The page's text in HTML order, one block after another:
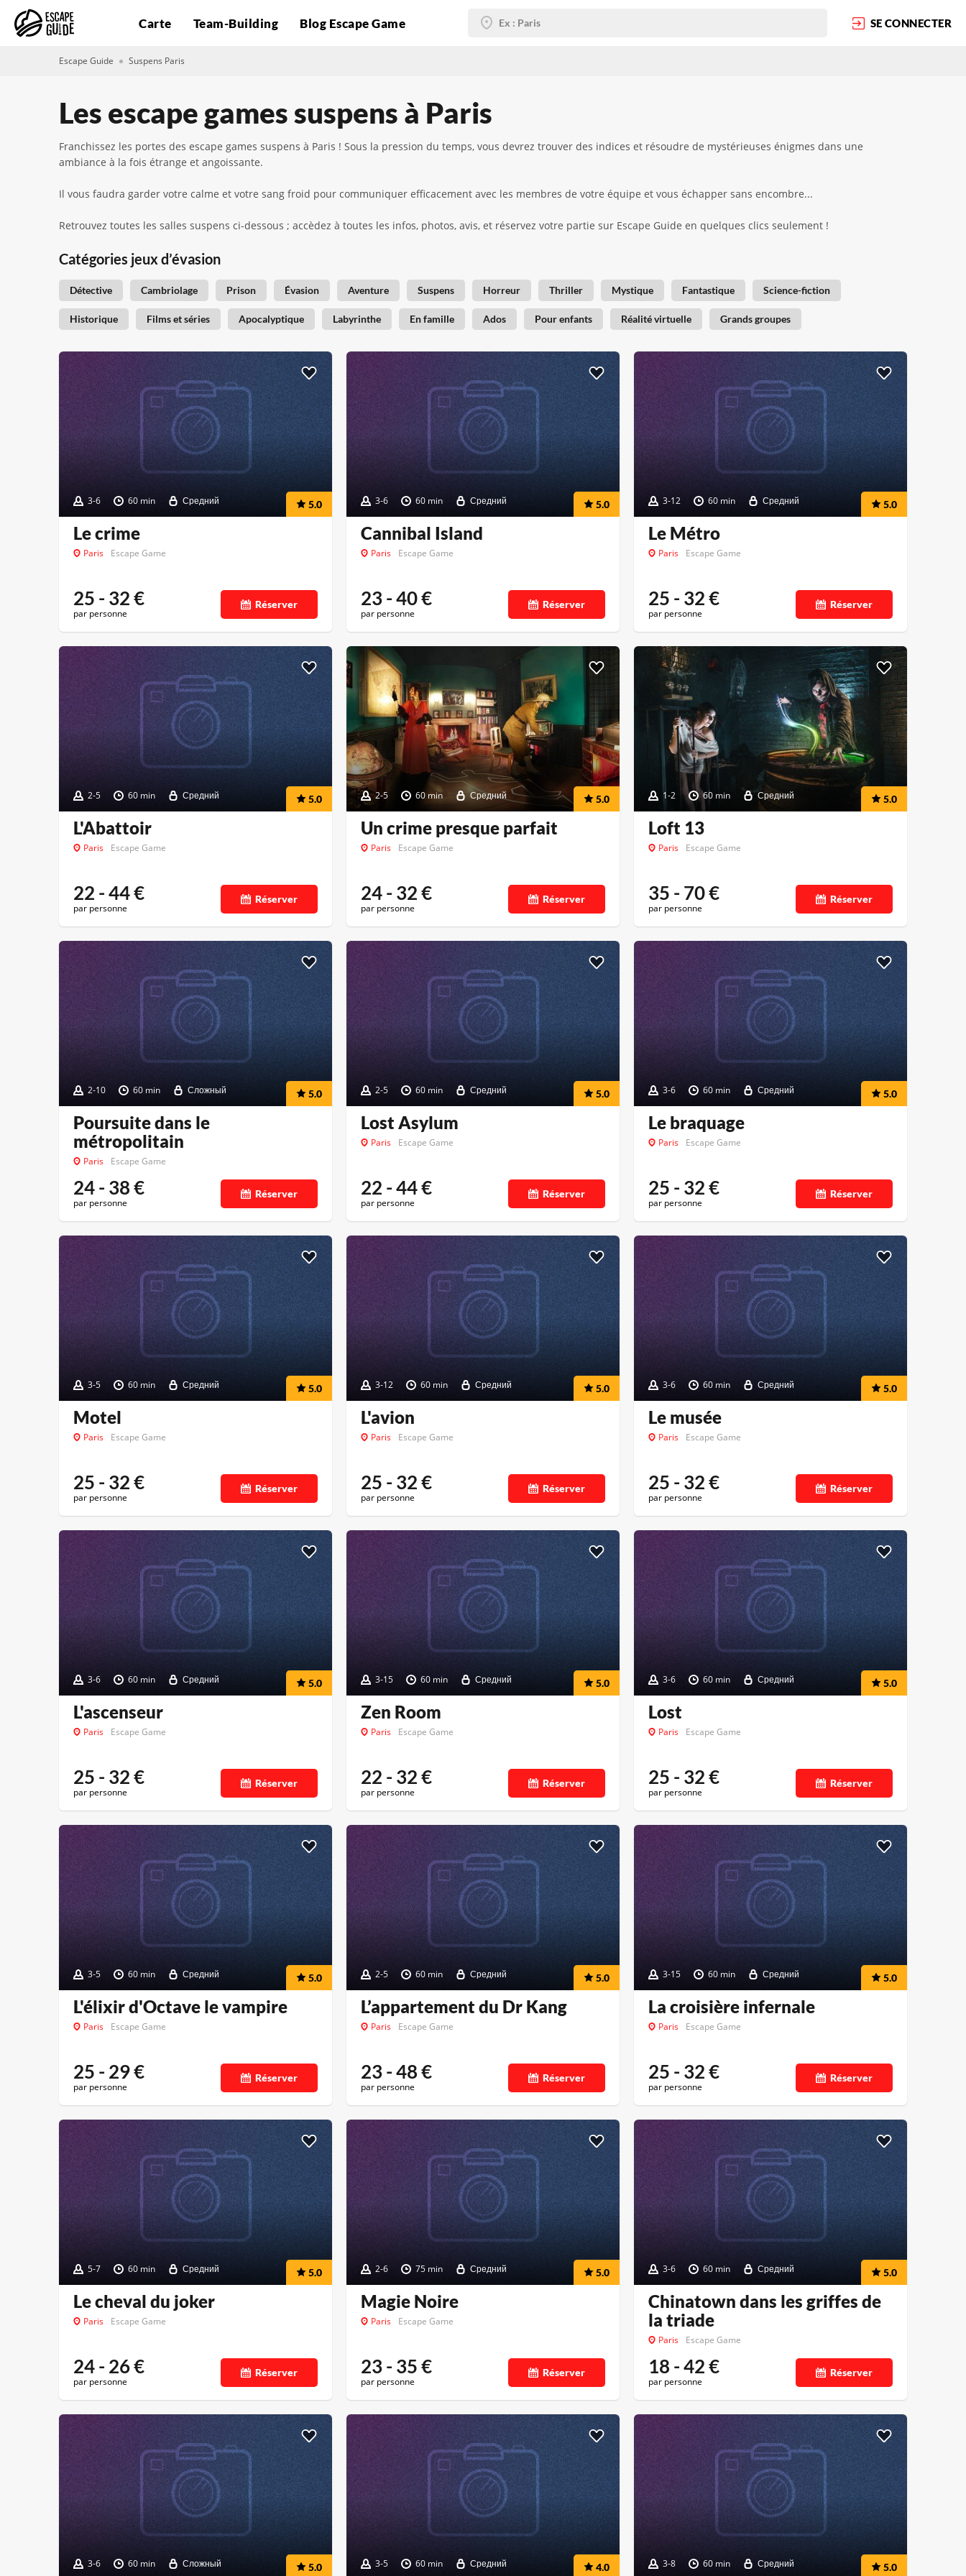
Carte Team-Building Blog Escape Game SE CONNECTER
Escape Guide Suspens Paris
Les escape games suspens à Paris
Franchissez les portes des escape games suspens à Paris ! Sous la pression du temps, vous devrez trouver des indices et résoudre de mystérieuses énigmes dans une
ambiance à la fois étrange et angoissante.
Il vous faudra garder votre calme et votre sang froid pour communiquer efficacement avec les membres de votre équipe et vous échapper sans encombre...
Retrouvez toutes les salles suspens ci-dessous ; accèdez à toutes les infos, photos, avis, et réservez votre partie sur Escape Guide en quelques clics seulement !
Catégories jeux d’évasion
Détective Cambriolage Prison Évasion Aventure Suspens Horreur Thriller Mystique Fantastique Science-fiction
Historique Films et séries Apocalyptique Labyrinthe En famille Ados Pour enfants Réalité virtuelle Grands groupes
3-6 60 min Средний 5.0
Le crime
Paris Escape Game
25 - 32€
par personne
Réserver
3-6 60 min Средний 5.0
Cannibal Island
Paris Escape Game
23 - 40€
par personne
Réserver
3-12 60 min Средний 5.0
Le Métro
Paris Escape Game
25 - 32€
par personne
Réserver
2-5 60 min Средний 5.0
L'Abattoir
Paris Escape Game
22 - 44€
par personne
Réserver
2-5 60 min Средний 5.0
Un crime presque parfait
Paris Escape Game
24 - 32€
par personne
Réserver
1-2 60 min Средний 5.0
Loft 13
Paris Escape Game
35 - 70€
par personne
Réserver
2-10 60 min Сложный 5.0
Poursuite dans le
métropolitain
Paris Escape Game
24 - 38€
par personne
Réserver
2-5 60 min Средний 5.0
Lost Asylum
Paris Escape Game
22 - 44€
par personne
Réserver
3-6 60 min Средний 5.0
Le braquage
Paris Escape Game
25 - 32€
par personne
Réserver
3-5 60 min Средний 5.0
Motel
Paris Escape Game
25 - 32€
par personne
Réserver
3-12 60 min Средний 5.0
L'avion
Paris Escape Game
25 - 32€
par personne
Réserver
3-6 60 min Средний 5.0
Le musée
Paris Escape Game
25 - 32€
par personne
Réserver
3-6 60 min Средний 5.0
L'ascenseur
Paris Escape Game
25 - 32€
par personne
Réserver
3-15 60 min Средний 5.0
Zen Room
Paris Escape Game
22 - 32€
par personne
Réserver
3-6 60 min Средний 5.0
Lost
Paris Escape Game
25 - 32€
par personne
Réserver
3-5 60 min Средний 5.0
L'élixir d'Octave le vampire
Paris Escape Game
25 - 29€
par personne
Réserver
2-5 60 min Средний 5.0
L’appartement du Dr Kang
Paris Escape Game
23 - 48€
par personne
Réserver
3-15 60 min Средний 5.0
La croisière infernale
Paris Escape Game
25 - 32€
par personne
Réserver
5-7 60 min Средний 5.0
Le cheval du joker
Paris Escape Game
24 - 26€
par personne
Réserver
2-6 75 min Средний 5.0
Magie Noire
Paris Escape Game
23 - 35€
par personne
Réserver
3-6 60 min Средний 5.0
Chinatown dans les griffes de
la triade
Paris Escape Game
18 - 42€
par personne
Réserver
3-6 60 min Сложный 5.0 3-5 60 min Средний 4.0 3-8 60 min Средний 5.0